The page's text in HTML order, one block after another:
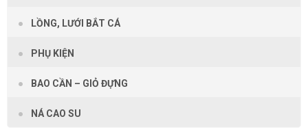
LỒNG, LƯỚI BẮT CÁ
PHỤ KIỆN
BAO CẦN – GIỎ ĐỰNG
NÁ CAO SU